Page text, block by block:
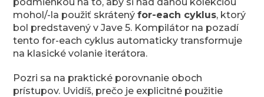
mohol/-la použiť skrátenýfor-each cyklus, ktorý
bol predstavený v Jave 5. Kompilátor na pozadí
tento for-each cyklus automaticky transformuje
na klasické volanie iterátora.
Pozri sa na praktické porovnanie oboch
prístupov. Uvidíš, prečo je explicitné použitie